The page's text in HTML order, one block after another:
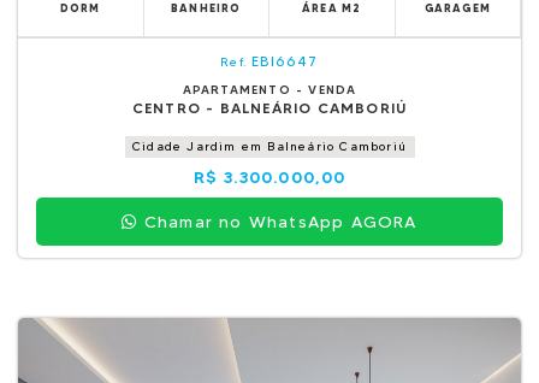
DORM BANHEIRO ÁREA M2 GARAGEM
Ref. EBI6647
APARTAMENTO - VENDA
CENTRO - BALNEÁRIO CAMBORIÚ
Cidade Jardim em Balneário Camboriú
R$ 3.300.000,00
Chamar no WhatsApp AGORA